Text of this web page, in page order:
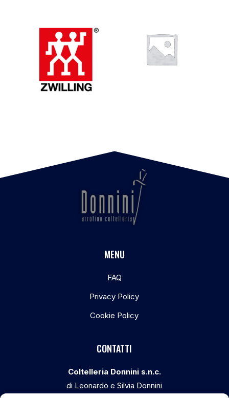
MENU
FAQ
Privacy Policy
Cookie Policy
CONTATTI
Coltelleria Donnini s.n.c.
di Leonardo e Silvia Donnini